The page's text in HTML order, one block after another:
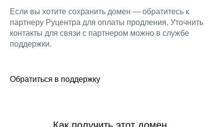
Если вы хотите сохранить домен — обратитесь к
партнеру Руцентра для оплаты продления. Уточнить
контакты для связи с партнером можно в службе
поддержки.
Обратиться в поддержку